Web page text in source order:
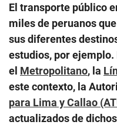
El transporte público
miles de peruanos
sus diferentes
estudios, por
el Metropolitano, la
este contexto, la
para Lima y Callao
actualizados de